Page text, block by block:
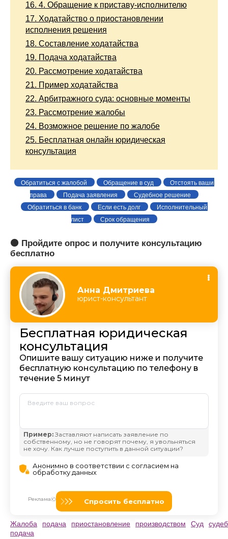
16. 4. Обращение к приставу-исполнителю
17. Ходатайство о приостановлении
исполнения решения
18. Составление ходатайства
19. Подача ходатайства
20. Рассмотрение ходатайства
21. Пример ходатайства
22. Арбитражного суда: основные моменты
23. Рассмотрение жалобы
24. Возможное решение по жалобе
25. Бесплатная онлайн юридическая
консультация
Обратиться с жалобой Обращение в суд
Отстоять ваши
права
Подача заявления
Судебное решение
Обратиться в банк
Если есть долг
Исполнительный
лист
Срок обращения
🟠 Пройдите опрос и получите консультацию
бесплатно
Жалоба подача приостановление производством Суд
подача